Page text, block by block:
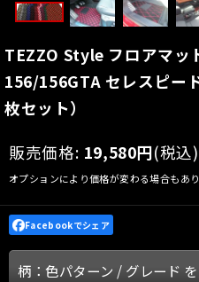
TEZZO Style フロアマッ
156/156GTA セレスピ
枚セット）
販売価格: 19,580円(税込)
オプションにより価格が変わる場合もあり
Facebookでシェア
柄：色パターン / グレード